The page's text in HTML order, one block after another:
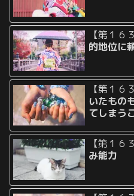
【第１６
的地位に
【第１６
いたもの
てしまう
【第１６
み能力